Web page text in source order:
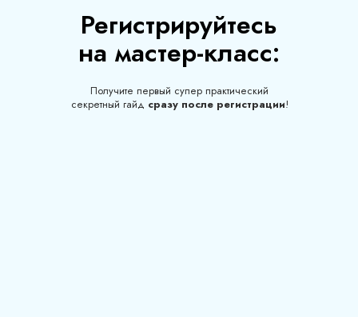
Получите первый супер практический
секретный гайд сразу после регистрации!
Регистрируйтесь
на мастер-класс: